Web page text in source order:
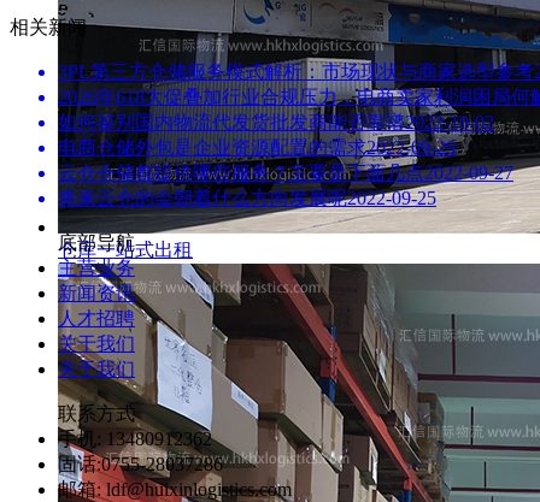
仓库一站式出租
相关新闻
3PL第三方仓储服务模式解析：市场现状与商家选型参考
2026年618大促叠加行业合规压力，电商卖家利润困局
如何鉴别国内物流代发货批发商能否靠谱2022-10-02
电商仓储外包是企业资源配置的需求2022-09-29
云仓仓储都提供哪些服务？主要是下面几点2022-09-27
将来云仓的会朝着什么方向发展呢2022-09-25
底部导航
主营业务
新闻资讯
人才招聘
关于我们
关于我们
联系方式
手机: 13480912362
固话:0755-28037286
邮箱: ldf@huixinlogistics.com